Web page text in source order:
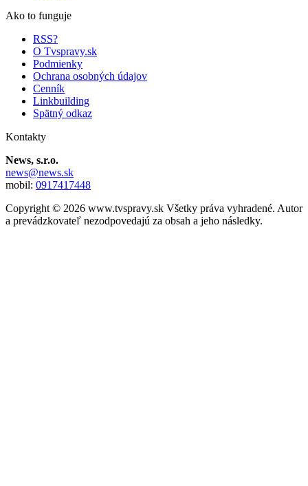
Ako to funguje
RSS?
O Tvspravy.sk
Podmienky
Ochrana osobných údajov
Cenník
Linkbuilding
Spätný odkaz
Kontakty
News, s.r.o.
news@news.sk
mobil: 0917417448
Copyright © 2026 www.tvspravy.sk Všetky práva vyhradené. Autor
a prevádzkovateľ nezodpovedajú za obsah a jeho následky.